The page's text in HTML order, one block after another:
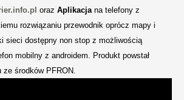
oraz Aplikacjana telefony z
rozwiązaniu przewodnik oprócz mapy i
sieci dostępny non stop z możliwością
mobilny z androidem. Produkt powstał
ze środków PFRON.